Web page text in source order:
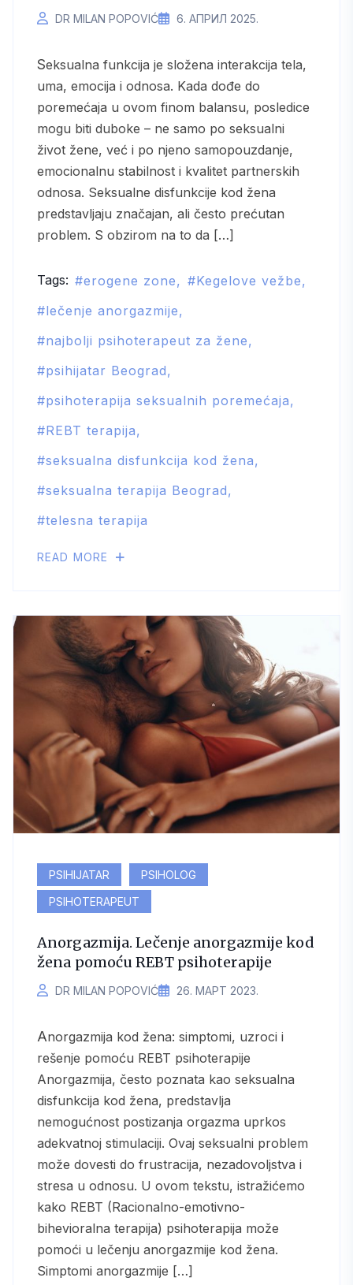
DR MILAN POPOVIĆ 6. АПРИЛ 2025.
Seksualna funkcija je složena interakcija tela,
uma, emocija i odnosa. Kada dođe do
poremećaja u ovom finom balansu, posledice
mogu biti duboke – ne samo po seksualni
život žene, već i po njeno samopouzdanje,
emocionalnu stabilnost i kvalitet partnerskih
odnosa. Seksualne disfunkcije kod žena
predstavljaju značajan, ali često prećutan
problem. S obzirom na to da […]
Tags: erogene zone
Kegelove vežbe
lečenje anorgazmije
najbolji psihoterapeut za žene
psihijatar Beograd
psihoterapija seksualnih poremećaja
REBT terapija
seksualna disfunkcija kod žena
seksualna terapija Beograd
telesna terapija
READ MORE
PSIHIJATAR
PSIHOLOG
PSIHOTERAPEUT
Anorgazmija. Lečenje anorgazmije kod
žena pomoću REBT psihoterapije
DR MILAN POPOVIĆ 26. МАРТ 2023.
Anorgazmija kod žena: simptomi, uzroci i
rešenje pomoću REBT psihoterapije
Anorgazmija, često poznata kao seksualna
disfunkcija kod žena, predstavlja
nemogućnost postizanja orgazma uprkos
adekvatnoj stimulaciji. Ovaj seksualni problem
može dovesti do frustracija, nezadovoljstva i
stresa u odnosu. U ovom tekstu, istražićemo
kako REBT (Racionalno-emotivno-
bihevioralna terapija) psihoterapija može
pomoći u lečenju anorgazmije kod žena.
Simptomi anorgazmije […]